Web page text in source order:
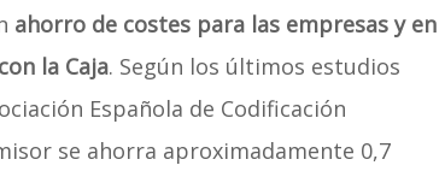
ahorro de costes para las empresas y en
la Caja. Según los últimos estudios
Española de Codificación
se ahorra aproximadamente 0,7